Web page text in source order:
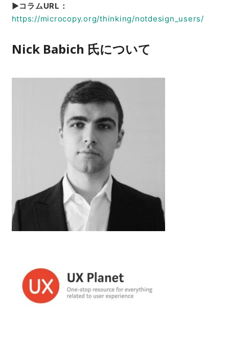
▶コラムURL：
https://microcopy.org/thinking/notdesign_users/
Nick Babich 氏について